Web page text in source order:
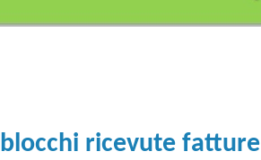
blocchi ricevute fatture